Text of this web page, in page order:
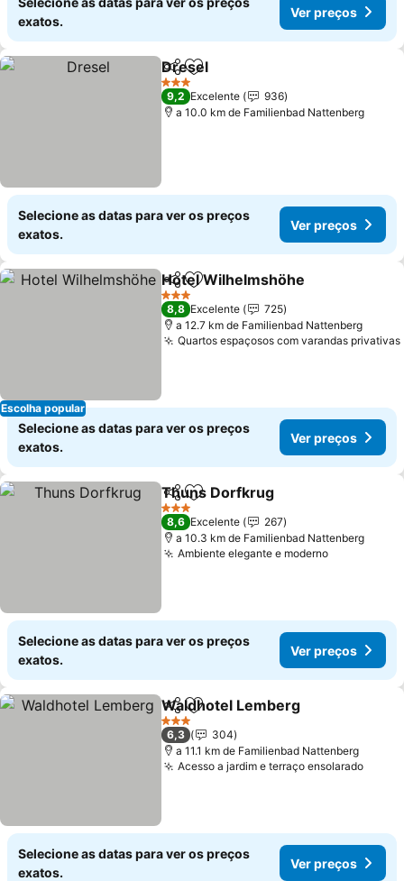
exatos.
Ver preços
PartilharAdicionar aos favoritos
Dresel
3 Estrelas
9,2 Excelente
936
a 10.0 km de Familienbad Nattenberg
Selecione as datas para ver os preços
exatos.
Ver preços
Escolha popular
PartilharAdicionar aos favoritos
Hotel Wilhelmshöhe
3 Estrelas
8,8 Excelente
725
a 12.7 km de Familienbad Nattenberg
Quartos espaçosos com varandas privativas
Selecione as datas para ver os preços
exatos.
Ver preços
PartilharAdicionar aos favoritos
Thuns Dorfkrug
3 Estrelas
8,6 Excelente
267
a 10.3 km de Familienbad Nattenberg
Ambiente elegante e modernoVer preços
Selecione as datas para ver os preços
exatos.
Ver preços
PartilharAdicionar aos favoritos
Waldhotel Lemberg
3 Estrelas
6,3
304
a 11.1 km de Familienbad Nattenberg
Acesso a jardim e terraço ensolaradoVer
Selecione as datas para ver os preços
exatos.
Ver preços